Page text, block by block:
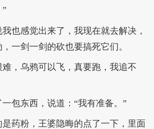
也感觉出来了，我现在就去解决，
一剑一剑的砍也要搞死它们。
，乌鸦可以飞，真要跑，我追不
包东西，说道：“我有准备。”
是药粉，王婆隐晦的点了一下，里面